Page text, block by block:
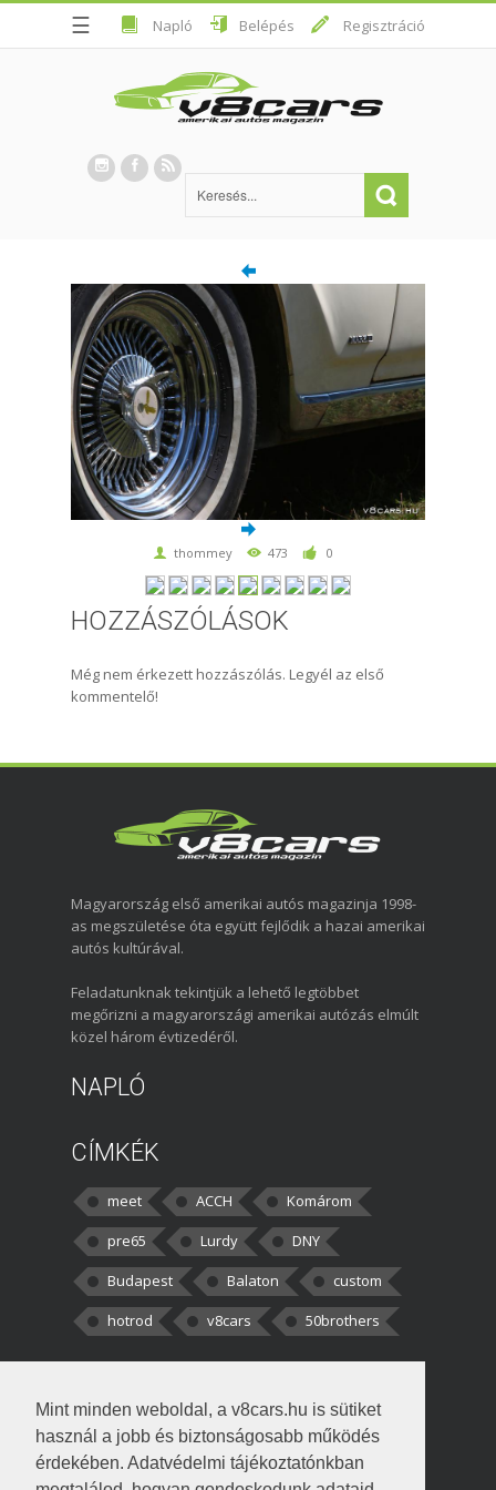
Mint minden weboldal, a v8cars.hu is sütiket
használ a jobb és biztonságosabb működés
érdekében. Adatvédelmi tájékoztatónkban
☰ Napló Belépés Regisztráció
thommey 473 0
HOZZÁSZÓLÁSOK
Még nem érkezett hozzászólás. Legyél az első
kommentelő!
Magyarország első amerikai autós magazinja 1998-
as megszületése óta együtt fejlődik a hazai amerikai
autós kultúrával.
Feladatunknak tekintjük a lehető legtöbbet
megőrizni a magyarországi amerikai autózás elmúlt
közel három évtizedéről.
NAPLÓ
CÍMKÉK
meet ACCH
Komárom
pre65
Lurdy
DNY
Budapest
Balaton
custom
hotrod
v8cars 50brothers
kortisz:Elszúrtam! Én csak két
darabbaal számoltam. Nem tudtam, hogy fél autót,